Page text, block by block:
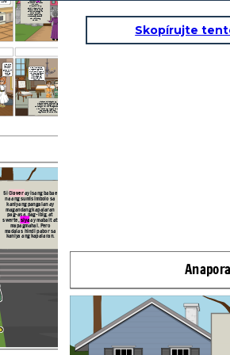
ko na po. madrastaniyana
salbahe na pahirapan
si Clover.
Binigyan siya ng
gawain na gumawa ng
palasyo palala nang
sa kaniya. Pero
tinutulungan siya ng
matandang babae na
may kakaibang
mahika.
magkasintahan ang lahat ng
dinanas nila na pagsubok, Sa
bandang huli ay sila ay nagpakasal.
Hindi natalo ng kung ano mang
pagsubok ag kanilang
Wala dito
ang tatay
mo, Pero
gusto mo ba
uminom
muna ng
tiyaa?
Hindi ko maalala
kung anong ginawa
ni Lila sa'kin, Ngunit
Ikaw lang ang gusto
ikaw langa ng
minamahal wala
nang iba
SiCloveray isang babae
na ang sumisimbolo sa
kaniyang pangalan ay
magandang kapalaran
pag-asa, pag-ibig, at
swerte,siyaay mabait at
mapagmahal. Pero
madalas hindi pabor sa
kaniya ang kapalaran.
ang kaniyang
madrastaay
nakatira sa
iisang bahay,
ngunit ay
kaniyang
madrasta ay
Skopírujte
Anapora